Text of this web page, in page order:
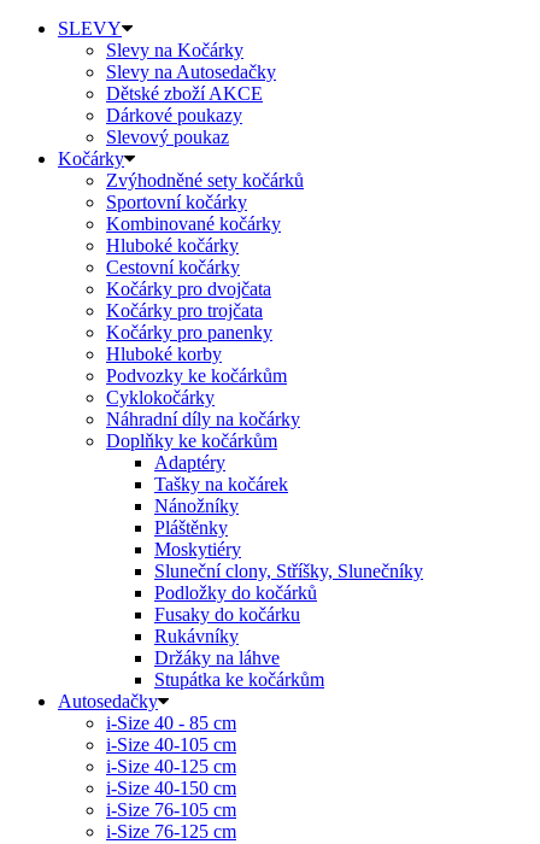
SLEVY
Slevy na Kočárky
Slevy na Autosedačky
Dětské zboží AKCE
Dárkové poukazy
Slevový poukaz
Kočárky
Zvýhodněné sety kočárků
Sportovní kočárky
Kombinované kočárky
Hluboké kočárky
Cestovní kočárky
Kočárky pro dvojčata
Kočárky pro trojčata
Kočárky pro panenky
Hluboké korby
Podvozky ke kočárkům
Cyklokočárky
Náhradní díly na kočárky
Doplňky ke kočárkům
Adaptéry
Tašky na kočárek
Nánožníky
Pláštěnky
Moskytiéry
Sluneční clony, Stříšky, Slunečníky
Podložky do kočárků
Fusaky do kočárku
Rukávníky
Držáky na láhve
Stupátka ke kočárkům
Autosedačky
i-Size 40 - 85 cm
i-Size 40-105 cm
i-Size 40-125 cm
i-Size 40-150 cm
i-Size 76-105 cm
i-Size 76-125 cm